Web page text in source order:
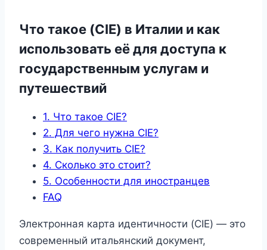
Что такое (CIE) в Италии и как
использовать её для доступа к
государственным услугам и
путешествий
1. Что такое CIE?
2. Для чего нужна CIE?
3. Как получить CIE?
4. Сколько это стоит?
5. Особенности для иностранцев
FAQ
Электронная карта идентичности (CIE) — это
современный итальянский документ,